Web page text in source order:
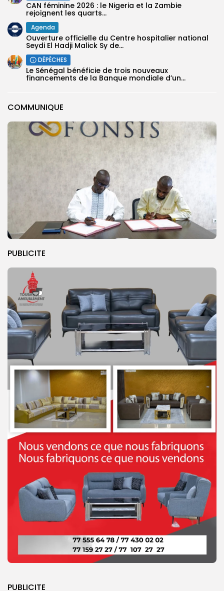
COMMUNIQUE
PUBLICITE
PUBLICITE
‎CAN féminine 2026 : le Nigeria et la Zambie
rejoignent les quarts...
Agenda
Ouverture officielle du Centre hospitalier national
Seydi El Hadji Malick Sy de...
DÉPÊCHES
Le Sénégal bénéficie de trois nouveaux
financements de la Banque mondiale d’un...